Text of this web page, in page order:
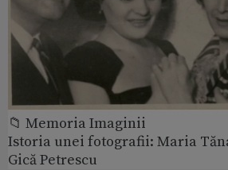
📁 Memoria Imaginii
Istoria unei fotografii: Maria
Gică Petrescu